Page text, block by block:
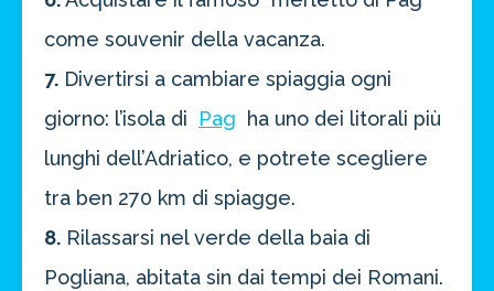
come souvenir della vacanza.
7. Divertirsi a cambiare spiaggia ogni
giorno: l’isola di
Pag
ha uno dei litorali più
lunghi dell’Adriatico, e potrete scegliere
tra ben 270 km di spiagge.
8. Rilassarsi nel verde della baia di
Pogliana, abitata sin dai tempi dei Romani.